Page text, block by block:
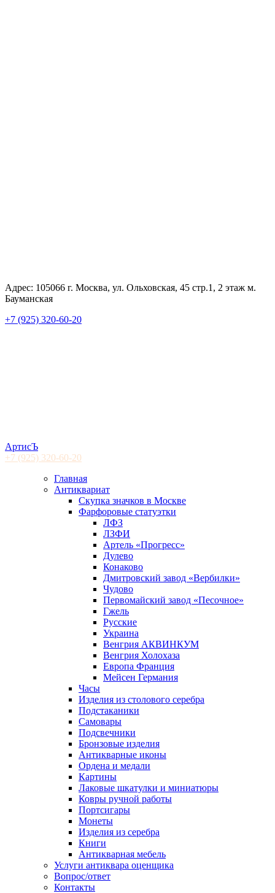
Адрес: 105066 г. Москва, ул. Ольховская, 45 стр.1, 2 этаж м.
Бауманская
+7 (925) 320-60-20
АртисЪ
+7 (925) 320-60-20
Главная
Антиквариат
Скупка значков в Москве
Фарфоровые статуэтки
ЛФЗ
ЛЗФИ
Артель «Прогресс»
Дулево
Конаково
Дмитровский завод «Вербилки»
Чудово
Первомайский завод «Песочное»
Гжель
Русские
Украина
Венгрия АКВИНКУМ
Венгрия Холохаза
Европа Франция
Мейсен Германия
Часы
Изделия из столового серебра
Подстаканики
Самовары
Подсвечники
Бронзовые изделия
Антикварные иконы
Ордена и медали
Картины
Лаковые шкатулки и миниатюры
Ковры ручной работы
Портсигары
Монеты
Изделия из серебра
Книги
Антикварная мебель
Услуги антиквара оценщика
Вопрос/ответ
Контакты